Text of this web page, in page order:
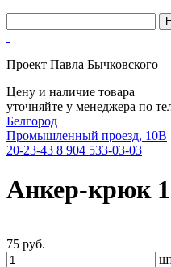
Проект Павла Бычковского
Цену и наличие товара
уточняйте у менеджера по
Белгород
Промышленный проезд, 10В
20-23-43 8 904 533-03-03
Анкер-крюк
75 руб.